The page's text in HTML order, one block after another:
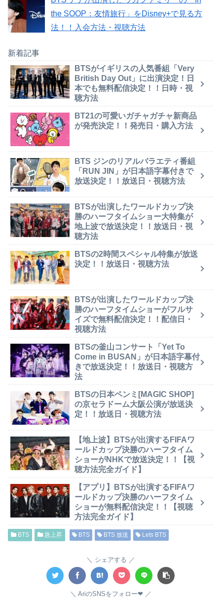
the SOOP：友情旅行」をDisney+で見る方
法！！入会方法・視聴方法
新着記事
BTSがイギリスの人気番組「Very
British Day Out」に出演決定！日
本でも無料配信決定！！日時・視
聴方法
BT21の可愛いガチャガチャ新商品
が発売決定！！発売日・購入方法
BTS ジンのリアルバラエティ番組
「RUN JIN」が日本語字幕付きで
放送決定！！放送日・視聴方法
BTSが出演したワールドカップ決
勝のハーフタイムショー大特集が
地上波で放送決定！！放送日・視
聴方法
BTSの2時間スペシャル特集が放送
決定！！放送日・視聴方法
BTSが出演したワールドカップ決
勝のハーフタイムショーがフルサ
イズで無料配信決定！！配信日・
視聴方法
BTSの釜山コンサート「Yet To
Come in BUSAN」が日本語字幕付
きで放送決定！！放送日・視聴方
法
BTSの日本ペンミ[MAGIC SHOP]
の京セラドーム大阪公演が放送決
定！！放送日・視聴方法
【地上波】BTSが出演するFIFAワ
ールドカップ決勝のハーフタイム
ショーがNHKで放送決定！！【視
聴方法完全ガイド】
【アプリ】BTSが出演するFIFAワ
ールドカップ決勝のハーフタイム
ショーが無料配信決定！！【視聴
方法完全ガイド】
BTS 急上昇 BTS BTS 放送 Lets BTS
シェアする
AriのSNSをフォロー❤︎